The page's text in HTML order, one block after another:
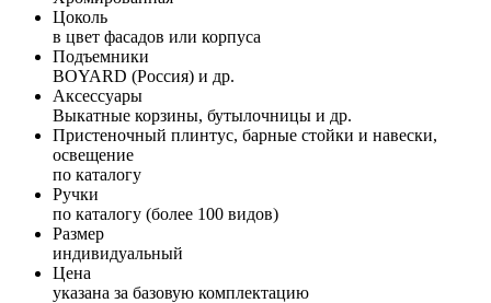
Цоколь
в цвет фасадов или корпуса
Подъемники
BOYARD (Россия) и др.
Аксессуары
Выкатные корзины, бутылочницы и др.
Пристеночный плинтус, барные стойки и навески,
освещение
по каталогу
Ручки
по каталогу (более 100 видов)
Размер
индивидуальный
Цена
указана за базовую комплектацию